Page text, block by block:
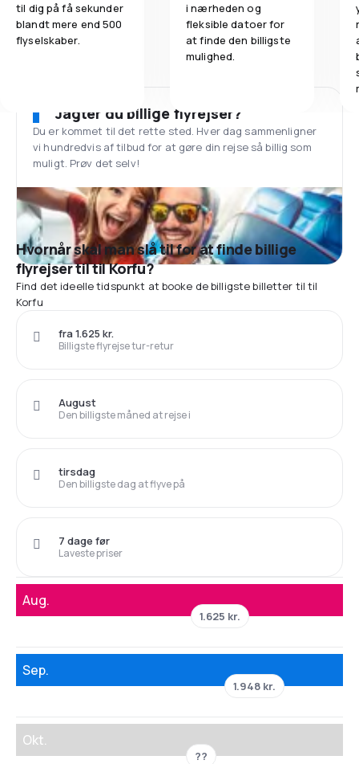
til dig på få sekunder
blandt mere end 500
flyselskaber.
i nærheden og
fleksible datoer for
at finde den billigste
mulighed.
Jagter du billige flyrejser?
Du er kommet til det rette sted. Hver dag sammenligner
vi hundredvis af tilbud for at gøre din rejse så billig som
muligt. Prøv det selv!
Hvornår skal man slå til for at finde billige
flyrejser til til Korfu?
Find det ideelle tidspunkt at booke de billigste billetter til til
Korfu
Billigste flyrejse tur-retur
fra 1.625 kr.
Den billigste måned at rejse i
August
Den billigste dag at flyve på
tirsdag
Laveste priser
7 dage før
Aug.
1.625 kr.
Sep.
1.948 kr.
Okt.
??